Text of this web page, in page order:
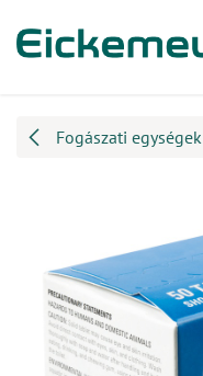
Fogászati egységek